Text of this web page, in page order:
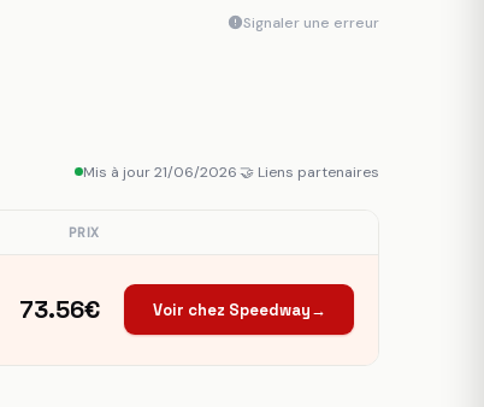
Signaler une erreur
Mis à jour 21/06/2026🤝 Liens partenaires
PRIX
73.56€ Voir chez Speedway→